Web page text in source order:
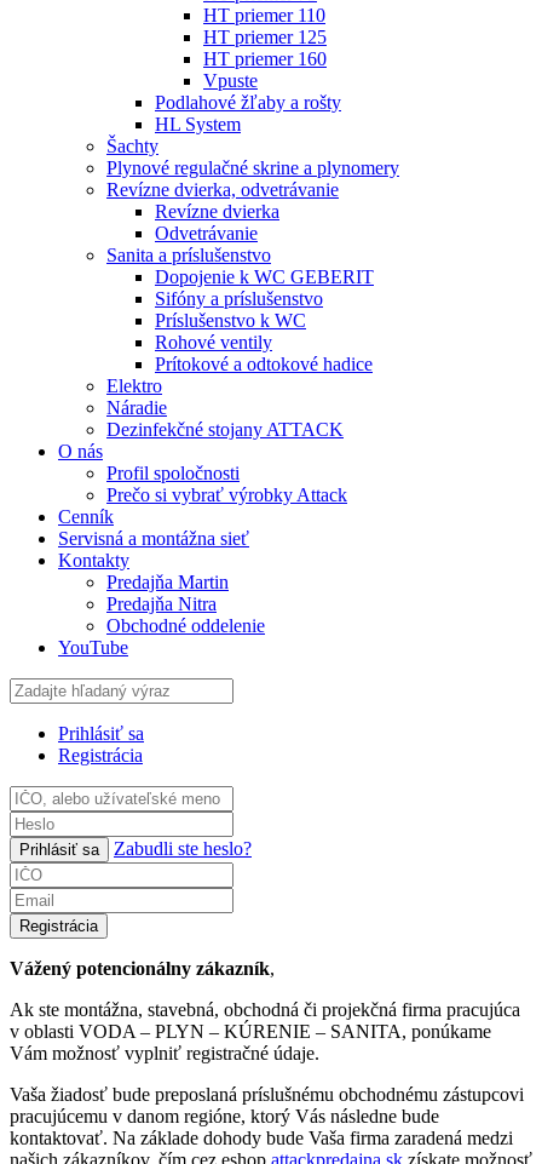
HT priemer 110
HT priemer 125
HT priemer 160
Vpuste
Podlahové žľaby a rošty
HL System
Šachty
Plynové regulačné skrine a plynomery
Revízne dvierka, odvetrávanie
Revízne dvierka
Odvetrávanie
Sanita a príslušenstvo
Dopojenie k WC GEBERIT
Sifóny a príslušenstvo
Príslušenstvo k WC
Rohové ventily
Prítokové a odtokové hadice
Elektro
Náradie
Dezinfekčné stojany ATTACK
O nás
Profil spoločnosti
Prečo si vybrať výrobky Attack
Cenník
Servisná a montážna sieť
Kontakty
Predajňa Martin
Predajňa Nitra
Obchodné oddelenie
YouTube
Prihlásiť sa
Registrácia
Prihlásiť sa Zabudli ste heslo?
Registrácia
Vážený potencionálny zákazník,
Ak ste montážna, stavebná, obchodná či projekčná firma pracujúca
v oblasti VODA – PLYN – KÚRENIE – SANITA, ponúkame
Vám možnosť vyplniť registračné údaje.
Vaša žiadosť bude preposlaná príslušnému obchodnému zástupcovi
pracujúcemu v danom regióne, ktorý Vás následne bude
kontaktovať. Na základe dohody bude Vaša firma zaradená medzi
našich zákazníkov, čím cez eshop attackpredajna.sk získate možnosť